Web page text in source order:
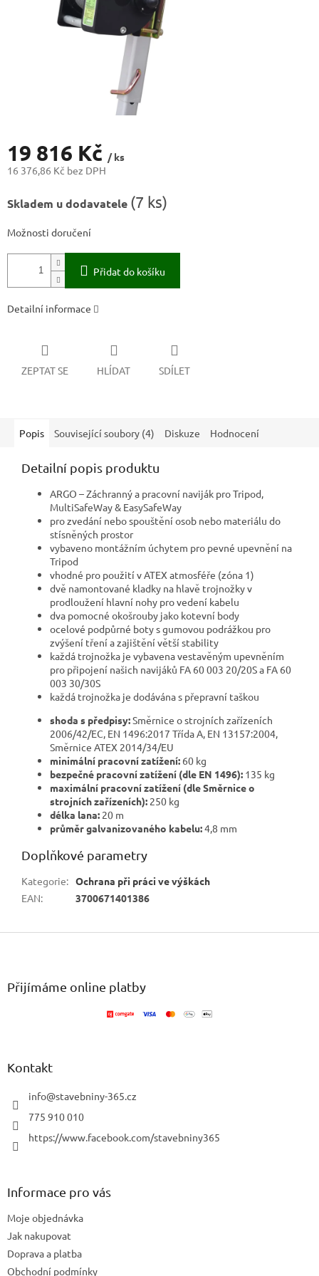
19 816 Kč / ks
16 376,86 Kč bez DPH
cena:
Skladem u dodavatele (7 ks)
Možnosti doručení
Přidat do košíku
Detailní informace
ZEPTAT SE HLÍDAT SDÍLET
Popis Související soubory (4) Diskuze Hodnocení
Detailní popis produktu
ARGO – Záchranný a pracovní naviják pro Tripod,
MultiSafeWay & EasySafeWay
pro zvedání nebo spouštění osob nebo materiálu do
stísněných prostor
vybaveno montážním úchytem pro pevné upevnění na
Tripod
vhodné pro použití v ATEX atmosféře (zóna 1)
dvě namontované kladky na hlavě trojnožky v
prodloužení hlavní nohy pro vedení kabelu
dva pomocné okošrouby jako kotevní body
ocelové podpůrné boty s gumovou podrážkou pro
zvýšení tření a zajištění větší stability
každá trojnožka je vybavena vestavěným upevněním
pro připojení našich navijáků FA 60 003 20/20S a FA 60
003 30/30S
každá trojnožka je dodávána s přepravní taškou
shoda s předpisy:Směrnice o strojních zařízeních
2006/42/EC, EN 1496:2017 Třída A, EN 13157:2004,
Směrnice ATEX 2014/34/EU
minimální pracovní zatížení: 60 kg
bezpečné pracovní zatížení (dle EN 1496): 135 kg
maximální pracovní zatížení (dle Směrnice o
strojních zařízeních): 250 kg
délka lana: 20 m
průměr galvanizovaného kabelu:4,8 mm
Doplňkové parametry
Kategorie: Ochrana při práci ve výškách
EAN: 3700671401386
Přijímáme online platby
Kontakt
info@stavebniny-365.cz
775 910 010
https://www.facebook.com/stavebniny365
Informace pro vás
Moje objednávka
Jak nakupovat
Doprava a platba
Obchodní podmínky